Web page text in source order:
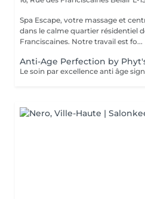
Spa Escape, votre massage et
dans le calme quartier résidentiel
Franciscaines. Notre travail est fo...
Anti-Age Perfection by